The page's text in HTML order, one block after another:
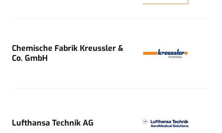
Chemische Fabrik Kreussler &
Co. GmbH
Lufthansa Technik AG